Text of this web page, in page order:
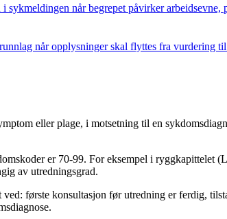
sykmeldingen når begrepet påvirker arbeidsevne,
når opplysninger skal flyttes fra vurdering
eller plage, i motsetning til en
er 70-99. For eksempel i
av utredningsgrad.
første konsultasjon før utredning er ferdig,